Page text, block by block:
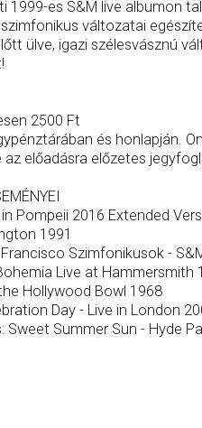
1999-es S&M live albumon
változatai
ülve, igazi szélesvásznú
2500 Ft
és honlapján.
előadásra előzetes
Pompeii 2016 Extended
1991
Szimfonikusok -
Live at
Hollywood Bowl 1968
Day - Live in London
Sweet Summer Sun - Hyde